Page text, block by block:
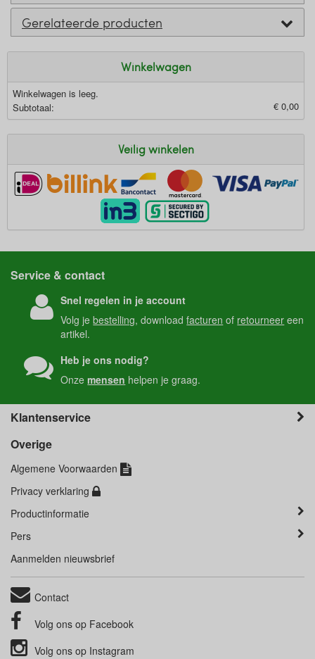
Gerelateerde producten
Winkelwagen
Winkelwagen is leeg.
Subtotaal:
€ 0,00
Veilig winkelen
Service & contact
Snel regelen in je account
Volg jebestelling, downloadfacturen of retourneer een
artikel.
Heb je ons nodig?
Onzemensen helpen je graag.
Klantenservice
Overige
Algemene Voorwaarden
Privacy verklaring
Productinformatie
Pers
Aanmelden nieuwsbrief
Contact
Volg ons op Facebook
Volg ons op Instagram